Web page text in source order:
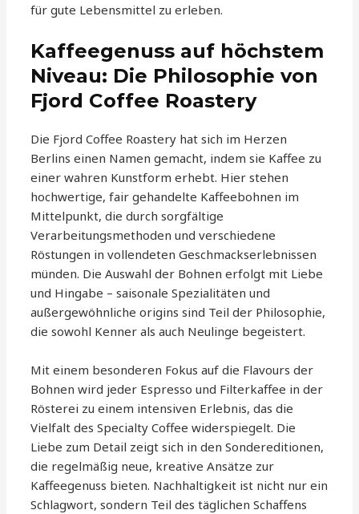
für gute Lebensmittel zu erleben.
Kaffeegenuss auf höchstem
Niveau: Die Philosophie von
Fjord Coffee Roastery
Die Fjord Coffee Roastery hat sich im Herzen
Berlins einen Namen gemacht, indem sie Kaffee zu
einer wahren Kunstform erhebt. Hier stehen
hochwertige, fair gehandelte Kaffeebohnen im
Mittelpunkt, die durch sorgfältige
Verarbeitungsmethoden und verschiedene
Röstungen in vollendeten Geschmackserlebnissen
münden. Die Auswahl der Bohnen erfolgt mit Liebe
und Hingabe – saisonale Spezialitäten und
außergewöhnliche origins sind Teil der Philosophie,
die sowohl Kenner als auch Neulinge begeistert.
Mit einem besonderen Fokus auf die Flavours der
Bohnen wird jeder Espresso und Filterkaffee in der
Rösterei zu einem intensiven Erlebnis, das die
Vielfalt des Specialty Coffee widerspiegelt. Die
Liebe zum Detail zeigt sich in den Sondereditionen,
die regelmäßig neue, kreative Ansätze zur
Kaffeegenuss bieten. Nachhaltigkeit ist nicht nur ein
Schlagwort, sondern Teil des täglichen Schaffens